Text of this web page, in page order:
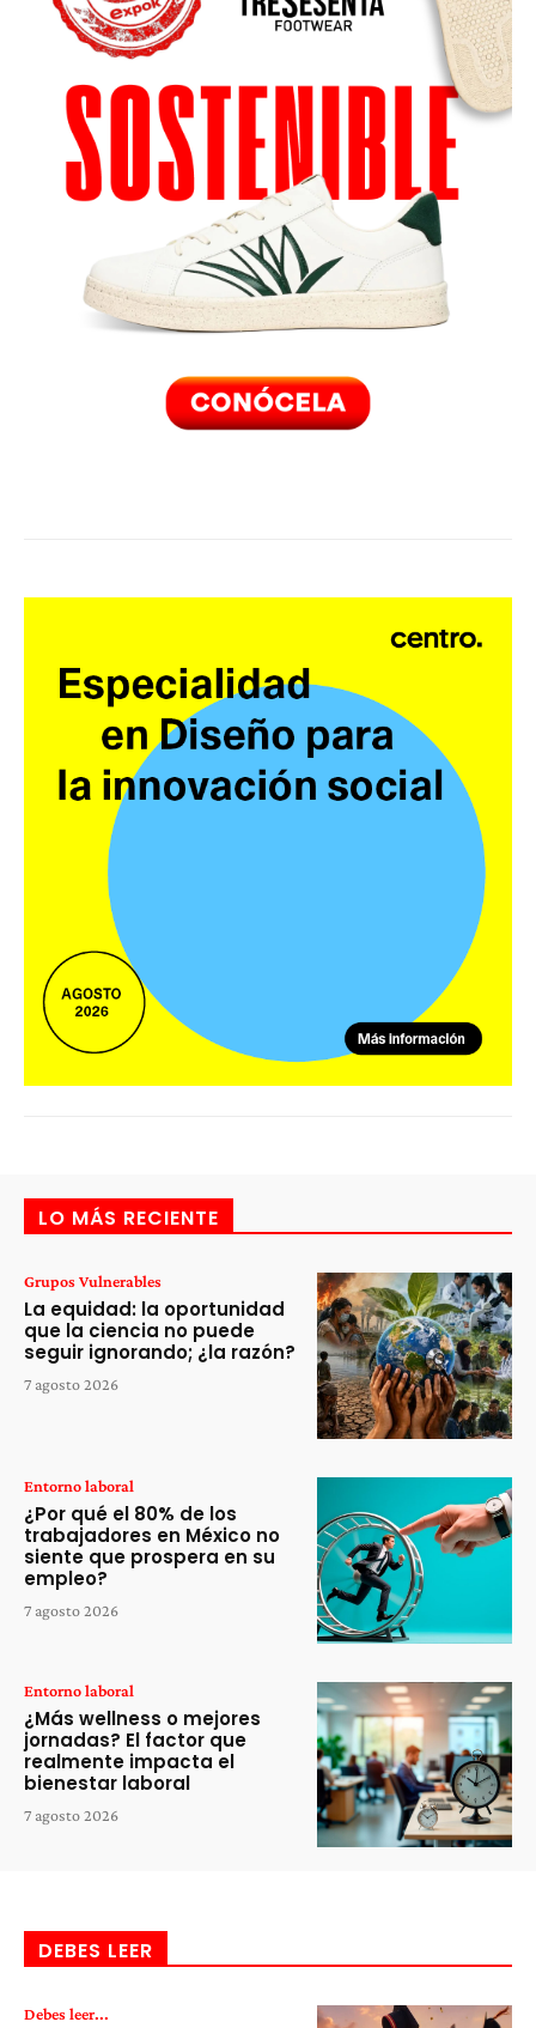
LO MÁS RECIENTE
Grupos Vulnerables
La equidad: la oportunidad
que la ciencia no puede
seguir ignorando; ¿la razón?
7 agosto 2026
Entorno laboral
¿Por qué el 80% de los
trabajadores en México no
siente que prospera en su
empleo?
7 agosto 2026
Entorno laboral
¿Más wellness o mejores
jornadas? El factor que
realmente impacta el
bienestar laboral
7 agosto 2026
DEBES LEER
Debes leer...